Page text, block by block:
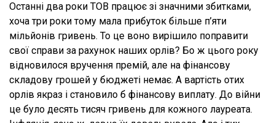
Останні два роки ТОВ працює зі значними збитками,
хоча три роки тому мала прибуток більше п’яти
мільйонів гривень. То це воно вирішило поправити
свої справи за рахунок наших орлів? Бо ж цього року
відновилося вручення премій, але на фінансову
складову грошей у бюджеті немає. А вартість отих
орлів якраз і становило б фінансову виплату. До війни
це було десять тисяч гривень для кожного лауреата.